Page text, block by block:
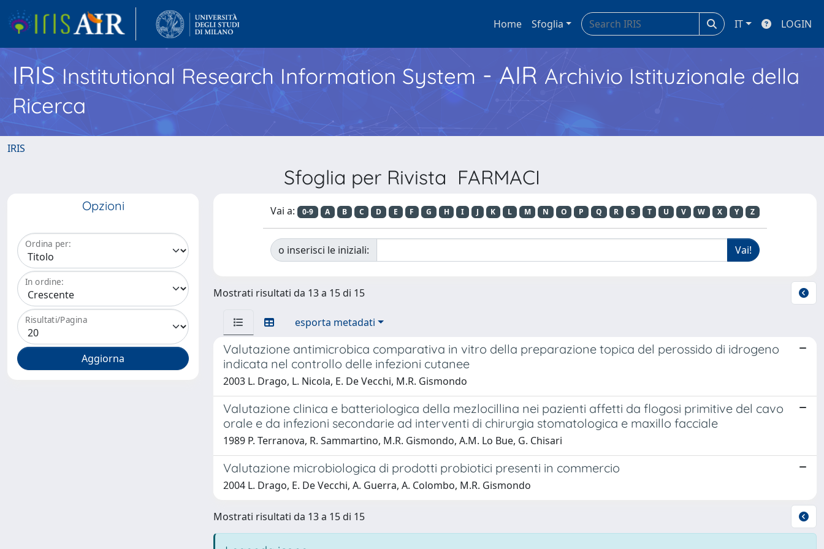
Home Sfoglia IT LOGIN
IRISInstitutional Research Information System - AIR Archivio Istituzionale della
Ricerca
IRIS
Sfoglia per Rivista FARMACI
Opzioni
Ordina per:
In ordine:
Risultati/Pagina
Vai a: 0-9 A B C D E F G H I J K L M N O P Q R S T U V W X Y Z
o inserisci le iniziali:
Mostrati risultati da 13 a 15 di 15
esporta metadati
Valutazione antimicrobica comparativa in vitro della preparazione topica del perossido di idrogeno
indicata nel controllo delle infezioni cutanee
2003 L. Drago, L. Nicola, E. De Vecchi, M.R. Gismondo
Valutazione clinica e batteriologica della mezlocillina nei pazienti affetti da flogosi primitive del cavo
orale e da infezioni secondarie ad interventi di chirurgia stomatologica e maxillo facciale
1989 P. Terranova, R. Sammartino, M.R. Gismondo, A.M. Lo Bue, G. Chisari
Valutazione microbiologica di prodotti probiotici presenti in commercio
2004 L. Drago, E. De Vecchi, A. Guerra, A. Colombo, M.R. Gismondo
Mostrati risultati da 13 a 15 di 15